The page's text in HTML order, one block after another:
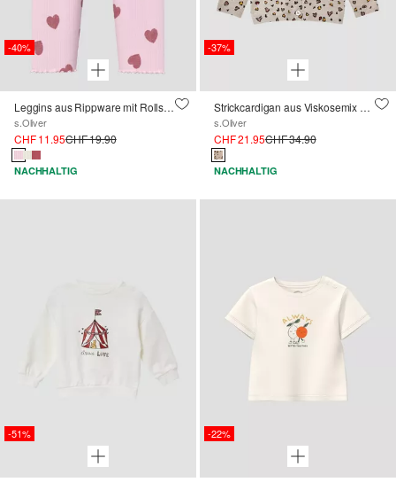
-40%
Leggins aus Rippware mit Rollsaum
s.Oliver
CHF 11.95CHF 19.90
NACHHALTIG
-37%
Strickcardigan aus Viskosemix mit All-over-Print
s.Oliver
CHF 21.95CHF 34.90
NACHHALTIG
-51% -22%